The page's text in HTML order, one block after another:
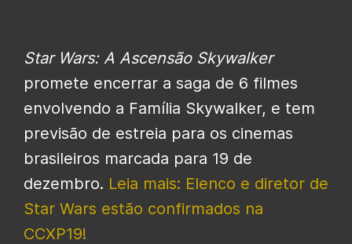
Star Wars: A Ascensão Skywalker
promete encerrar a saga de 6 filmes
envolvendo a Família Skywalker, e tem
previsão de estreia para os cinemas
brasileiros marcada para 19 de
dezembro. Leia mais: Elenco e diretor de
Star Wars estão confirmados na
CCXP19!